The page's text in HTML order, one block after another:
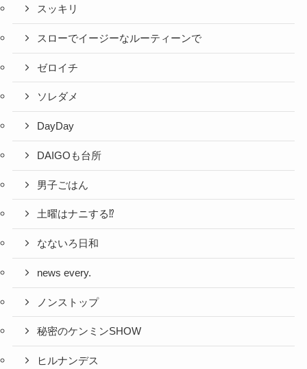
スッキリ
スローでイージーなルーティーンで
ゼロイチ
ソレダメ
DayDay
DAIGOも台所
男子ごはん
土曜はナニする⁉
なないろ日和
news every.
ノンストップ
秘密のケンミンSHOW
ヒルナンデス